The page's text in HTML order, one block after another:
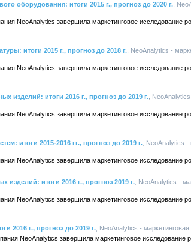
оборудования: итоги 2015 г., прогноз до 2020 г. ,
NeoAnalytics завершила маркетинговое исследование
итоги 2015 г., прогноз до 2018 г. , NeoAnalytics -
NeoAnalytics завершила маркетинговое исследование
изделий: итоги 2016 г., прогноз до 2019 г. ,
NeoAnalytics завершила маркетинговое исследование
итоги 2015-2016 гг., прогноз до 2019 г. , NeoAnalytics
NeoAnalytics завершила маркетинговое исследование
итоги 2016 г., прогноз 2019 г. , NeoAnalytics -
NeoAnalytics завершила маркетинговое исследование
2016 г., прогноз до 2019 г. , NeoAnalytics -
NeoAnalytics завершила маркетинговое исследование